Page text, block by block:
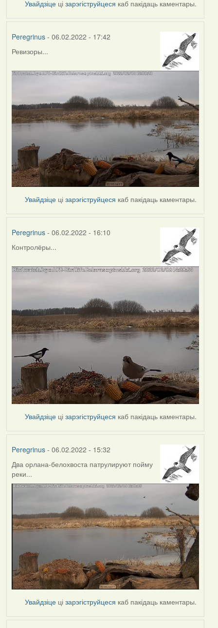
Увайдзіце цізарэгіструйцеся каб пакідаць каментары.
Peregrinus- 06.02.2022 - 17:42
Ревизоры...
Увайдзіце цізарэгіструйцеся каб пакідаць каментары.
Peregrinus- 06.02.2022 - 16:10
Контролёры...
Увайдзіце цізарэгіструйцеся каб пакідаць каментары.
Peregrinus- 06.02.2022 - 15:32
Два орлана-белохвоста патрулируют пойму
реки...
Увайдзіце цізарэгіструйцеся каб пакідаць каментары.